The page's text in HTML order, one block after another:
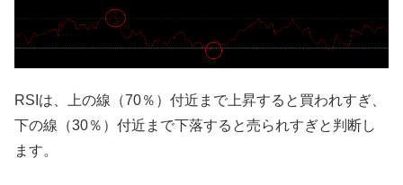
RSIは、上の線（70％）付近まで上昇すると買われすぎ、
下の線（30％）付近まで下落すると売られすぎと判断し
ます。